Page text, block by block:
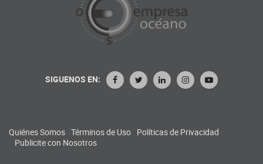
SIGUENOS EN:
Quiénes Somos Términos de Uso Políticas de Privacidad
Publicite con Nosotros